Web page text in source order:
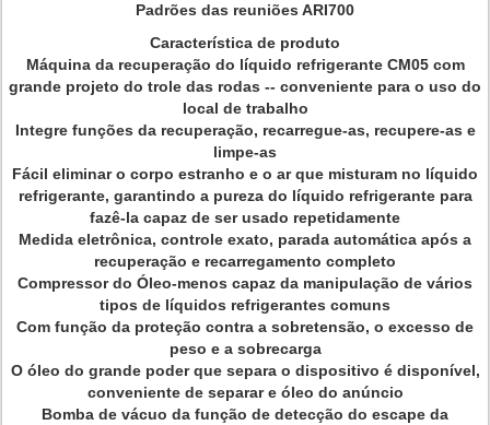
Padrões das reuniões ARI700
Característica de produto
Máquina da recuperação do líquido refrigerante CM05 com
grande projeto do trole das rodas -- conveniente para o uso do
local de trabalho
Integre funções da recuperação, recarregue-as, recupere-as e
limpe-as
Fácil eliminar o corpo estranho e o ar que misturam no líquido
refrigerante, garantindo a pureza do líquido refrigerante para
fazê-la capaz de ser usado repetidamente
Medida eletrônica, controle exato, parada automática após a
recuperação e recarregamento completo
Compressor do Óleo-menos capaz da manipulação de vários
tipos de líquidos refrigerantes comuns
Com função da proteção contra a sobretensão, o excesso de
peso e a sobrecarga
O óleo do grande poder que separa o dispositivo é disponível,
conveniente de separar e óleo do anúncio
Bomba de vácuo da função de detecção do escape da